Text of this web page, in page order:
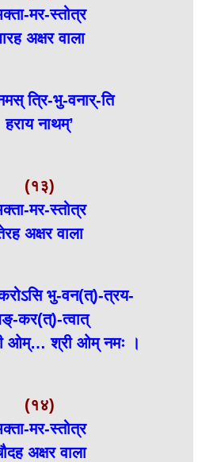
मर-स्तोत्र
अक्षर वाला
त्रि-भु-वनार्-ति
हराय नाथम्’
(१३)
मर-स्तोत्र
अक्षर वाला
भु-वन(त्)-त्रय-
कर(त्)-त्वात्
ओम्… श्री ओम् नमः ।
(१४)
मर-स्तोत्र
अक्षर वाला